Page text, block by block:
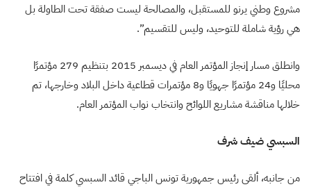
مشروع وطني يرنو للمستقبل، والمصالحة ليست صفقة تحت الطاولة بل
هي رؤية شاملة للتوحيد، وليس للتقسيم”.
وانطلق مسار إنجاز المؤتمر العام في ديسمبر 2015 بتنظيم 279 مؤتمرًا
محليًا و24 مؤتمرًا جهويًا و8 مؤتمرات قطاعية داخل البلاد وخارجها، تم
خلالها مناقشة مشاريع اللوائح وانتخاب نواب المؤتمر العام.
السبسي ضيف شرف
من جانبه، ألقى رئيس جمهورية تونس الباجي قائد السبسي كلمة في افتتاح